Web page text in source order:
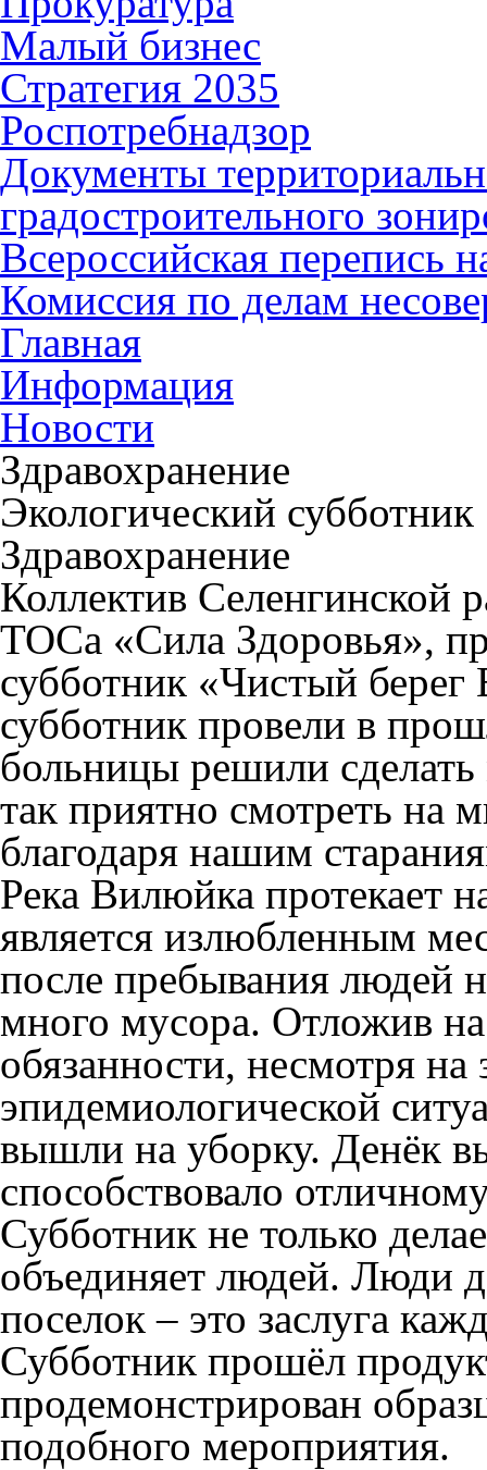
Малый бизнес
Стратегия 2035
Роспотребнадзор
Документы
градостроительного
Всероссийская перепись
Комиссия по делам
Главная
Информация
Новости
Здравохранение
Экологический
Здравохранение
Коллектив Селенгинской
ТОСа «Сила Здоровья»,
субботник «Чистый
субботник провели в
больницы решили
так приятно смотреть на
благодаря нашим
Река Вилюйка протекает
является излюбленным
после пребывания людей
много мусора. Отложив
обязанности, несмотря на
эпидемиологической
вышли на уборку. Денёк
способствовало
Субботник не только
объединяет людей. Люди
поселок – это заслуга
Субботник прошёл
продемонстрирован
подобного мероприятия.